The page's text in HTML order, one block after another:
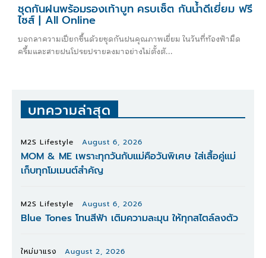
ชุดกันฝนพร้อมรองเท้าบูท ครบเซ็ต กันน้ำดีเยี่ยม ฟรี
ไซส์ | All Online
บอกลาความเปียกชื้นด้วยชุดกันฝนคุณภาพเยี่ยม ในวันที่ท้องฟ้ามืด
ครึ้มและสายฝนโปรยปรายลงมาอย่างไม่ตั้งตั...
บทความล่าสุด
M2S Lifestyle August 6, 2026
MOM & ME เพราะทุกวันกับแม่คือวันพิเศษ ใส่เสื้อคู่แม่
เก็บทุกโมเมนต์สำคัญ
M2S Lifestyle August 6, 2026
Blue Tones โทนสีฟ้า เติมความละมุน ให้ทุกสไตล์ลงตัว
ใหม่มาแรง August 2, 2026